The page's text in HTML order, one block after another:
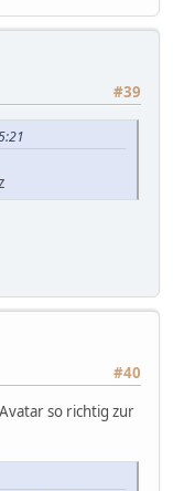
#39
#40
so richtig zur